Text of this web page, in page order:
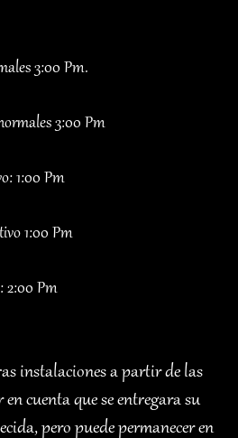
3:00 Pm.
3:00 Pm
1:00 Pm
1:00 Pm
2:00 Pm
instalaciones a partir de las
en cuenta que se entregara su
pero puede permanecer en